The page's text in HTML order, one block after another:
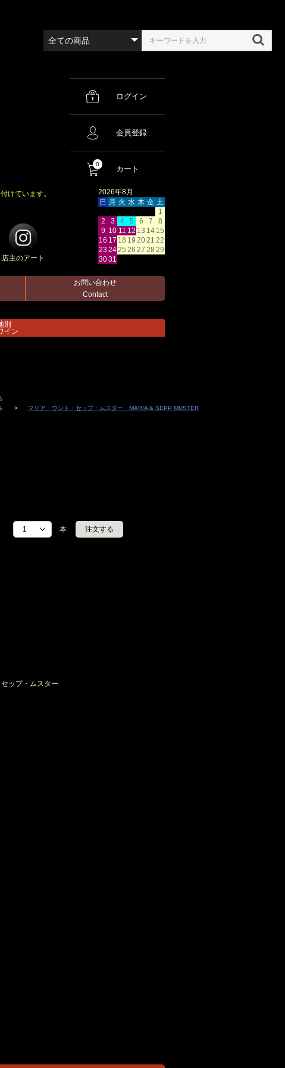
ログイン
会員登録
0
カート
けています。
店主のアート
2026年8月
日
月 火 水 木 金 土
1
2
3 4 5 6 7
8
9 10 11 12 13 14 15
16 17 18 19 2021 22
232425 26 27 28 29
3031
お問い合わせ
Contact
別
イン
マリア・ウント・セップ・ムスター MARIA & SEPP MUSTER
本
ップ・ムスター